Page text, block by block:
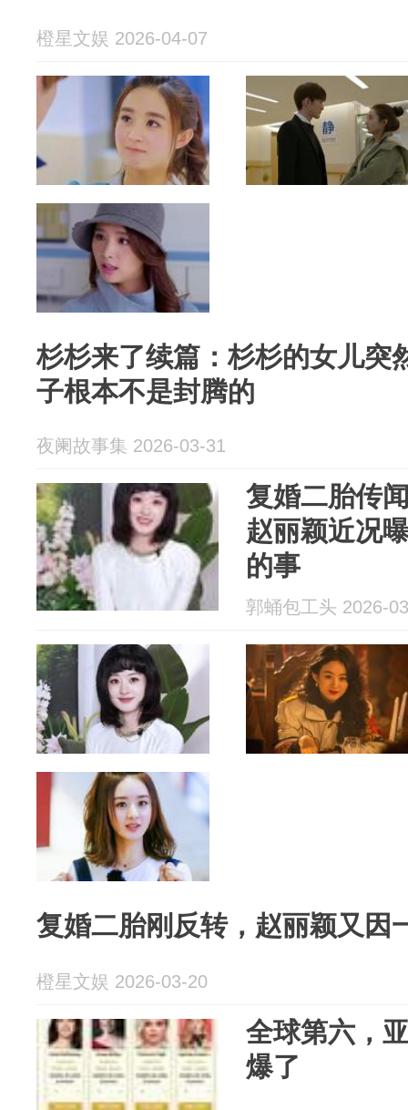
橙星文娱 2026-04-07
杉杉来了续篇：杉杉的女儿突
子根本不是封腾的
夜阑故事集 2026-03-31
复婚二胎传
赵丽颖近况
的事
郭蛹包工头 2026-
复婚二胎刚反转，赵丽颖又因
橙星文娱 2026-03-20
全球第六，
爆了